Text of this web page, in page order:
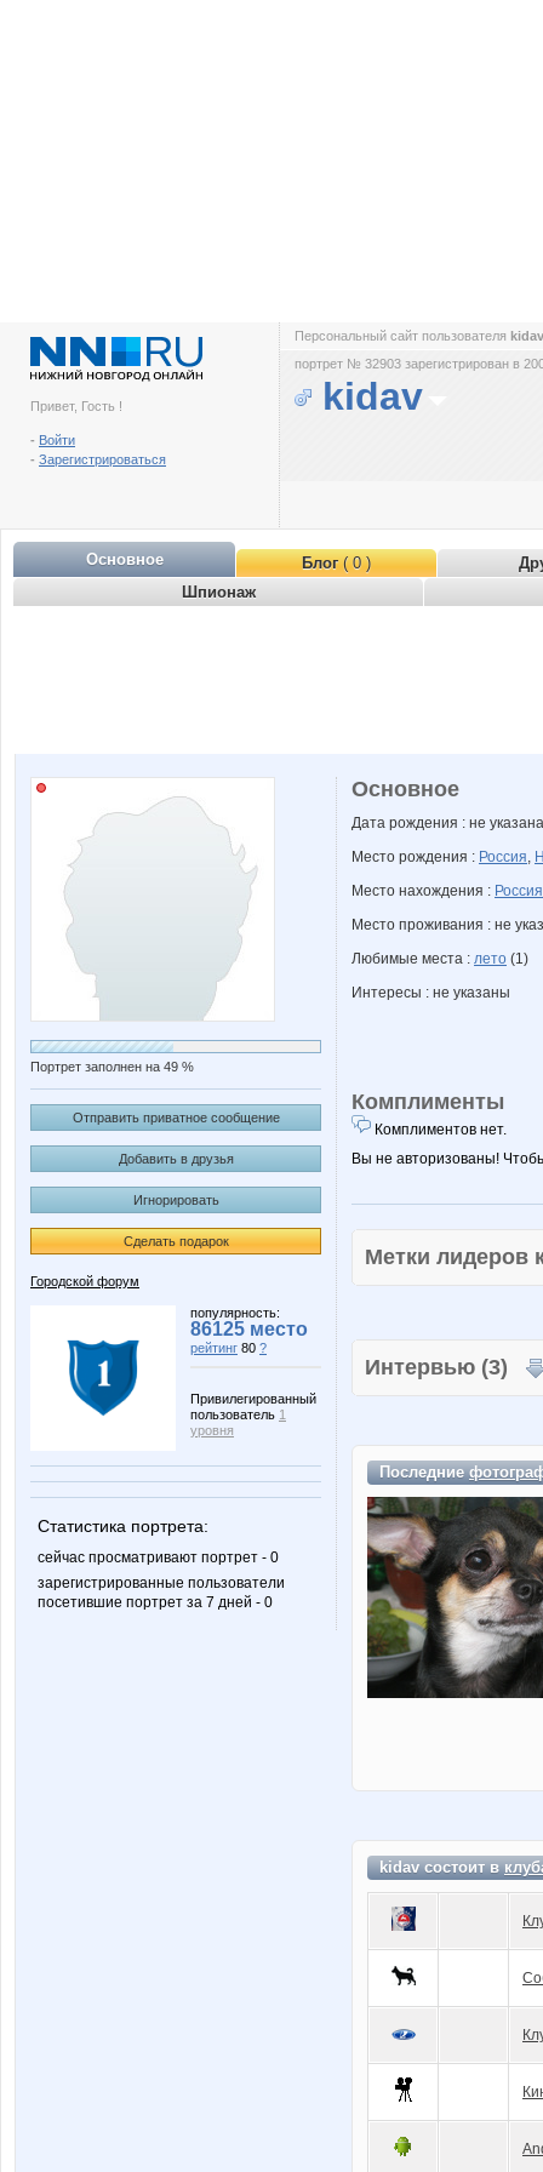
Привет, Гость !
- Войти
- Зарегистрироваться
Персональный сайт пользователя
портрет № 32903 зарегистрирован в
kidav
Основное Блог( 0 )
Шпионаж
Портрет заполнен на 49 %
Отправить приватное сообщение
Добавить в друзья
Игнорировать
Сделать подарок
Городской форум
популярность:
86125 место
рейтинг 80 ?
Привилегированный
пользователь 1
уровня
Статистика портрета:
сейчас просматривают портрет - 0
зарегистрированные пользователи
посетившие портрет за 7 дней - 0
Основное
Дата рождения : не указана
Место рождения : Россия,
Место нахождения : Россия
Место проживания : не
Любимые места : лето (1)
Интересы : не указаны
Комплименты
Комплиментов нет.
Вы не авторизованы!
Метки
Интервью (3)
Последние
kidav состоит в